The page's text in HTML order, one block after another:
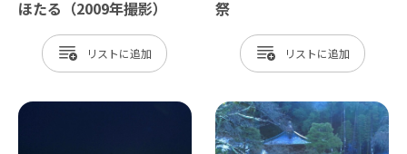
ほたる（2009年撮影）
リスト
祭
リスト